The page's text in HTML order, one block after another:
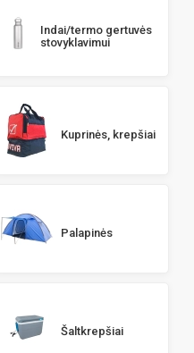
Indai/termo gertuvės
stovyklavimui
Kuprinės, krepšiai
Palapinės
Šaltkrepšiai